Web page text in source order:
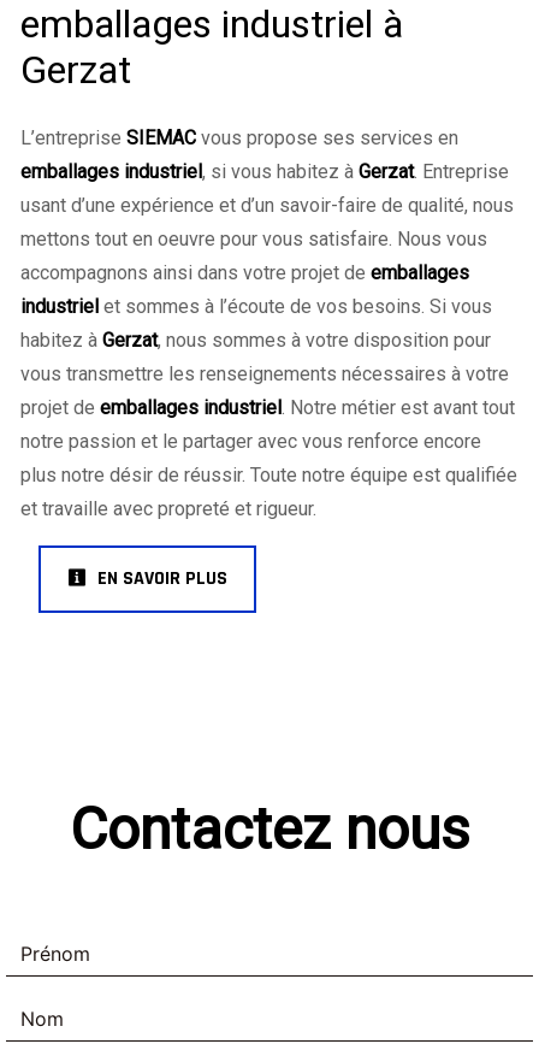
emballages industriel à
Gerzat
L’entreprise SIEMAC vous propose ses services en
emballages industriel , si vous habitez à Gerzat. Entreprise
usant d’une expérience et d’un savoir-faire de qualité, nous
mettons tout en oeuvre pour vous satisfaire. Nous vous
accompagnons ainsi dans votre projet de emballages
industriel et sommes à l’écoute de vos besoins. Si vous
habitez à Gerzat, nous sommes à votre disposition pour
vous transmettre les renseignements nécessaires à votre
projet de emballages industriel . Notre métier est avant tout
notre passion et le partager avec vous renforce encore
plus notre désir de réussir. Toute notre équipe est qualifiée
et travaille avec propreté et rigueur.
EN SAVOIR PLUS
Contactez nous